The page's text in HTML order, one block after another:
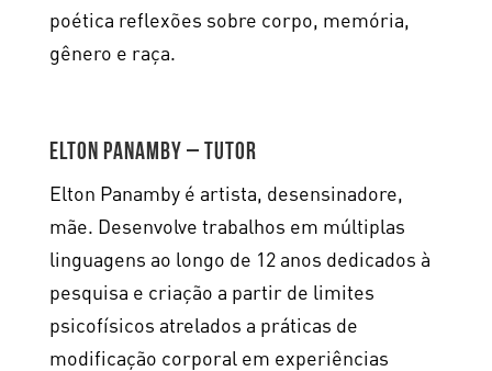
poética reflexões sobre corpo, memória,
gênero e raça.
Elton Panamby – Tutor
Elton Panamby é artista, desensinadore,
mãe. Desenvolve trabalhos em múltiplas
linguagens ao longo de 12 anos dedicados à
pesquisa e criação a partir de limites
psicofísicos atrelados a práticas de
modificação corporal em experiências